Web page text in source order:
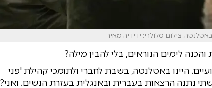
צילום סלולרי: ידידיה מאיר
לימים הנוראים, בלי להבין מילה?
היינו באטלנטה, בשבת לחברי ולתומכי קהילת 'פני
נתנה הרצאות בעברית ובאנגלית בעזרת הנשים. ואני?